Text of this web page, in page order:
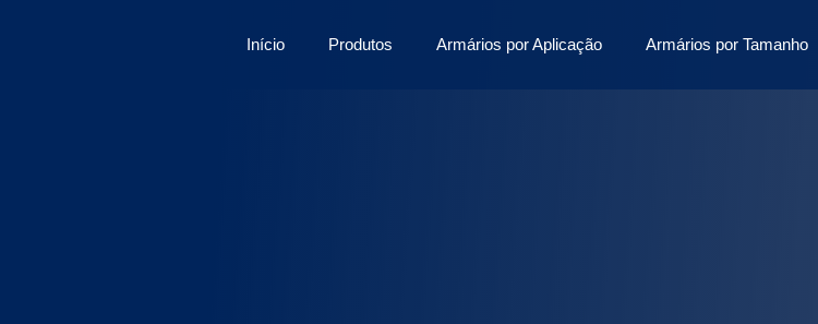
Início Produtos Armários por Aplicação Armários por Tamanho